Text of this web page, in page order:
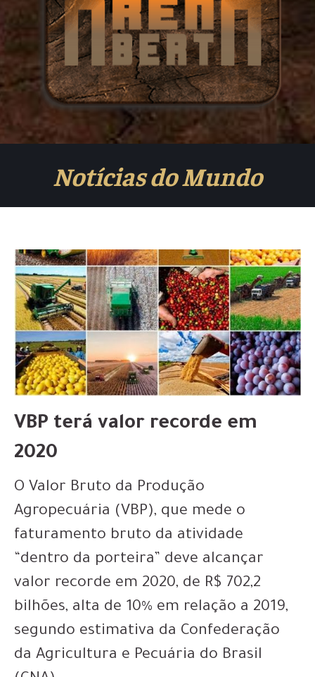
Notícias do Mundo
VBP terá valor recorde em
2020
O Valor Bruto da Produção
Agropecuária (VBP), que mede o
faturamento bruto da atividade
“dentro da porteira” deve alcançar
valor recorde em 2020, de R$ 702,2
bilhões, alta de 10% em relação a 2019,
segundo estimativa da Confederação
da Agricultura e Pecuária do Brasil